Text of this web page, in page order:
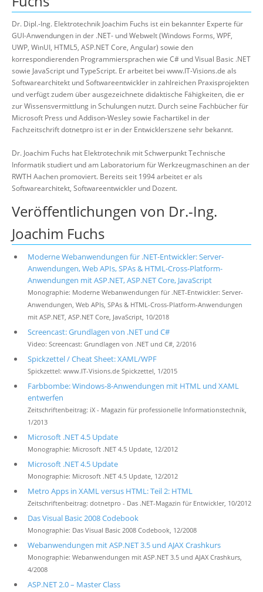
Dr. Dipl.-Ing. Elektrotechnik Joachim Fuchs ist ein bekannter Experte für
GUI-Anwendungen in der .NET- und Webwelt (Windows Forms, WPF,
UWP, WinUI, HTML5, ASP.NET Core, Angular) sowie den
korrespondierenden Programmiersprachen wie C# und Visual Basic .NET
sowie JavaScript und TypeScript. Er arbeitet bei www.IT-Visions.de als
Softwarearchitekt und Softwareentwickler in zahlreichen Praxisprojekten
und verfügt zudem über ausgezeichnete didaktische Fähigkeiten, die er
zur Wissensvermittlung in Schulungen nutzt. Durch seine Fachbücher für
Microsoft Press und Addison-Wesley sowie Fachartikel in der
Fachzeitschrift dotnetpro ist er in der Entwicklerszene sehr bekannt.
Dr. Joachim Fuchs hat Elektrotechnik mit Schwerpunkt Technische
Informatik studiert und am Laboratorium für Werkzeugmaschinen an der
RWTH Aachen promoviert. Bereits seit 1994 arbeitet er als
Softwarearchitekt, Softwareentwickler und Dozent.
Veröffentlichungen von Dr.-Ing.
Joachim Fuchs
Moderne Webanwendungen für .NET-Entwickler: Server-
Anwendungen, Web APIs, SPAs & HTML-Cross-Platform-
Anwendungen mit ASP.NET, ASP.NET Core, JavaScript
Monographie: Moderne Webanwendungen für .NET-Entwickler: Server-
Anwendungen, Web APIs, SPAs & HTML-Cross-Platform-Anwendungen
mit ASP.NET, ASP.NET Core, JavaScript, 10/2018
Screencast: Grundlagen von .NET und C#
Video: Screencast: Grundlagen von .NET und C#, 2/2016
Spickzettel / Cheat Sheet: XAML/WPF
Spickzettel: www.IT-Visions.de Spickzettel, 1/2015
Farbbombe: Windows-8-Anwendungen mit HTML und XAML
entwerfen
Zeitschriftenbeitrag: iX - Magazin für professionelle Informationstechnik,
1/2013
Microsoft .NET 4.5 Update
Monographie: Microsoft .NET 4.5 Update, 12/2012
Microsoft .NET 4.5 Update
Monographie: Microsoft .NET 4.5 Update, 12/2012
Metro Apps in XAML versus HTML: Teil 2: HTML
Zeitschriftenbeitrag: dotnetpro - Das .NET-Magazin für Entwickler, 10/2012
Das Visual Basic 2008 Codebook
Monographie: Das Visual Basic 2008 Codebook, 12/2008
Webanwendungen mit ASP.NET 3.5 und AJAX Crashkurs
Monographie: Webanwendungen mit ASP.NET 3.5 und AJAX Crashkurs,
4/2008
ASP.NET 2.0 – Master Class